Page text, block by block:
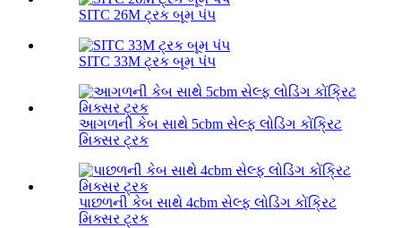
SITC 26M ટ્રક બૂમ પંપ
SITC 33M ટ્રક બૂમ પંપ
આગળની કેબ સાથે 5cbm સેલ્ફ લોડિંગ કોંક્રિટ
મિક્સર ટ્રક
પાછળની કેબ સાથે 4cbm સેલ્ફ લોડિંગ કોંક્રિટ
મિક્સર ટ્રક